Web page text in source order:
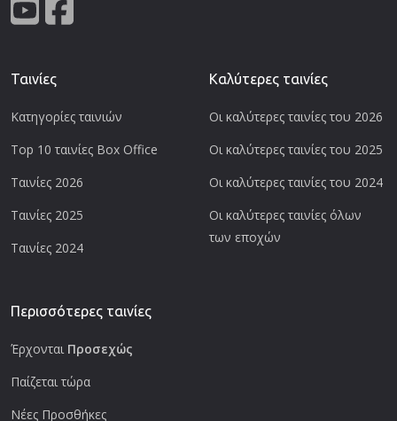
Ταινίες
Κατηγορίες ταινιών
Top 10 ταινίες Box Office
Ταινίες 2026
Ταινίες 2025
Ταινίες 2024
Καλύτερες ταινίες
Οι καλύτερες ταινίες του 2026
Οι καλύτερες ταινίες του 2025
Οι καλύτερες ταινίες του 2024
Οι καλύτερες ταινίες όλων
των εποχών
Περισσότερες ταινίες
Έρχονται Προσεχώς
Παίζεται τώρα
Νέες Προσθήκες